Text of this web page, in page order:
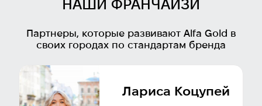
НАШИ ФРАНЧАЙЗИ
Партнеры, которые развивают Alfa Gold в
своих городах по стандартам бренда
Лариса Коцупей